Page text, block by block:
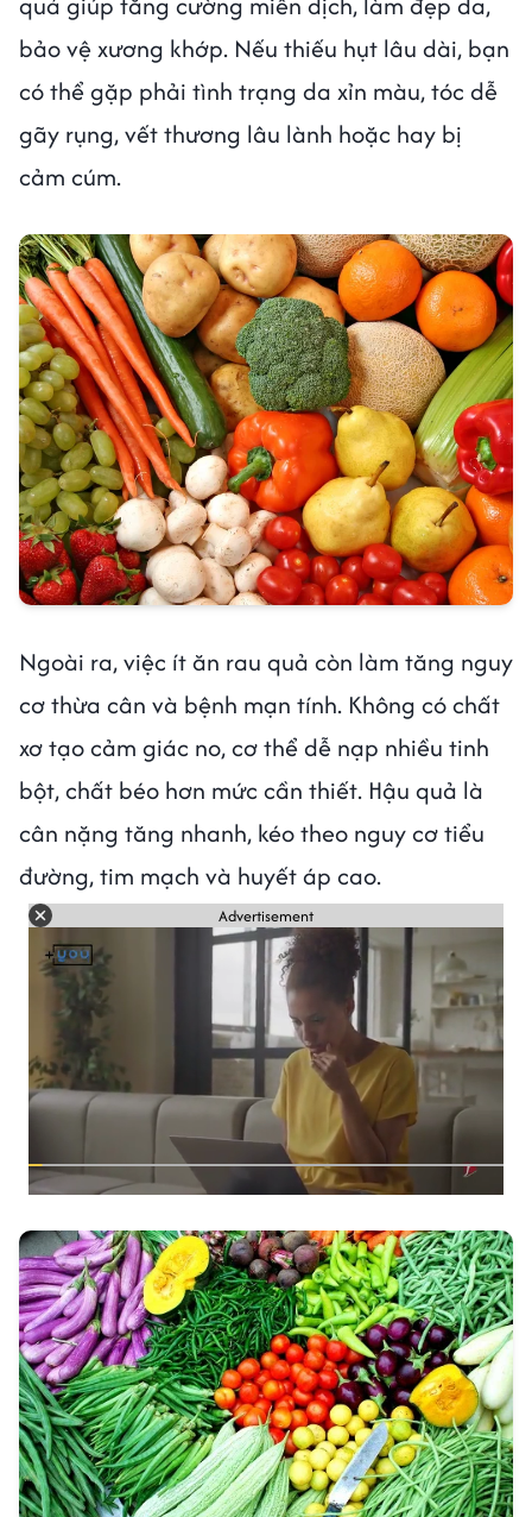
bảo vệ xương khớp. Nếu thiếu hụt lâu dài, bạn
có thể gặp phải tình trạng da xỉn màu, tóc dễ
gãy rụng, vết thương lâu lành hoặc hay bị
cảm cúm.
Ngoài ra, việc ít ăn rau quả còn làm tăng nguy
cơ thừa cân và bệnh mạn tính. Không có chất
xơ tạo cảm giác no, cơ thể dễ nạp nhiều tinh
bột, chất béo hơn mức cần thiết. Hậu quả là
cân nặng tăng nhanh, kéo theo nguy cơ tiểu
đường, tim mạch và huyết áp cao.
Advertisement